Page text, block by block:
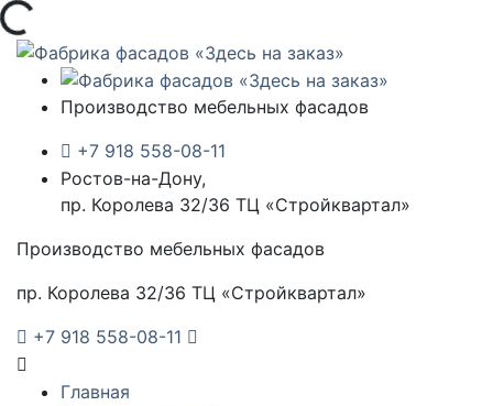
Загрузка...
Производство мебельных фасадов
+7 918 558-08-11
Ростов-на-Дону,
пр. Королева 32/36 ТЦ «Стройквартал»
Производство мебельных фасадов
пр. Королева 32/36 ТЦ «Стройквартал»
+7 918 558-08-11
Главная